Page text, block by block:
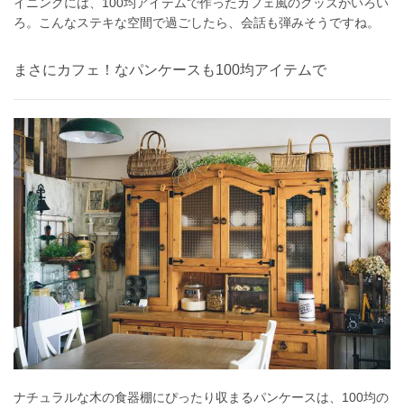
イニングには、100均アイテムで作ったカフェ風のグッズがいろい
ろ。こんなステキな空間で過ごしたら、会話も弾みそうですね。
まさにカフェ！なパンケースも100均アイテムで
ナチュラルな木の食器棚にぴったり収まるパンケースは、100均の